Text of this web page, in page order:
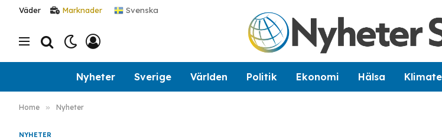
Väder Marknader Svenska
Nyheter Sverige Världen Politik Ekonomi Hälsa
Home » Nyheter
NYHETER